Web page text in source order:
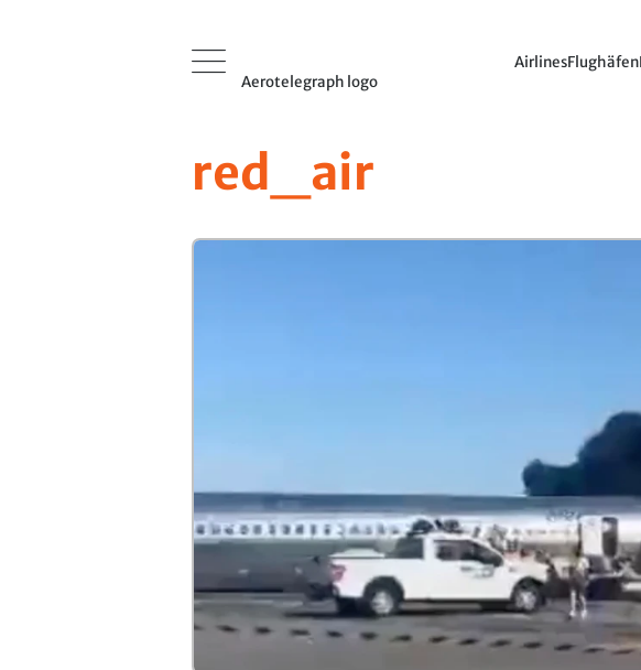
Aerotelegraph logo
AirlinesFlughäfen
red_air